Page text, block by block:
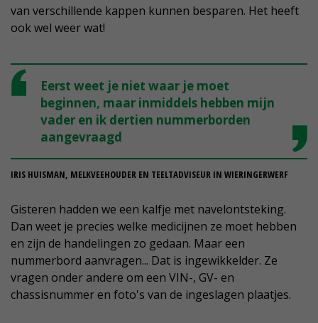
van verschillende kappen kunnen besparen. Het heeft
ook wel weer wat!
Eerst weet je niet waar je moet
beginnen, maar inmiddels hebben mijn
vader en ik dertien nummerborden
aangevraagd
IRIS HUISMAN, MELKVEEHOUDER EN TEELTADVISEUR IN WIERINGERWERF
Gisteren hadden we een kalfje met navelontsteking.
Dan weet je precies welke medicijnen ze moet hebben
en zijn de handelingen zo gedaan. Maar een
nummerbord aanvragen... Dat is ingewikkelder. Ze
vragen onder andere om een VIN-, GV- en
chassisnummer en foto's van de ingeslagen plaatjes.